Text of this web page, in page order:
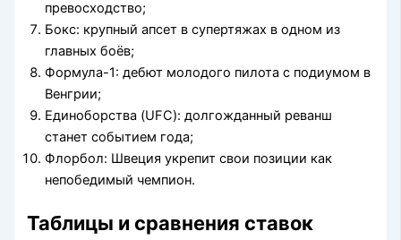
превосходство;
Бокс: крупный апсет в супертяжах в одном из
главных боёв;
Формула-1: дебют молодого пилота с подиумом в
Венгрии;
Единоборства (UFC): долгожданный реванш
станет событием года;
Флорбол: Швеция укрепит свои позиции как
непобедимый чемпион.
Таблицы и сравнения ставок